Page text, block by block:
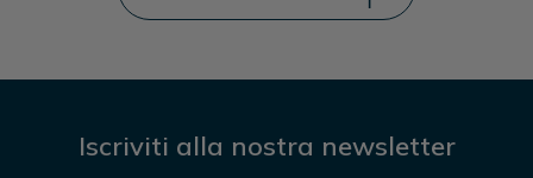
Iscriviti alla nostra newsletter